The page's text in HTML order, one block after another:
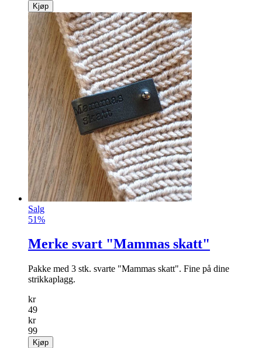
Kjøp
Salg
51%
Merke svart "Mammas skatt"
Pakke med 3 stk. svarte "Mammas skatt". Fine på dine
strikkaplagg.
kr
49
kr
99
Kjøp